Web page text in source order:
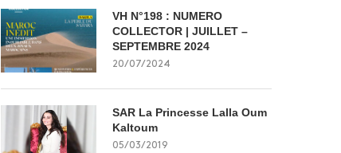
VH N°198 : NUMERO
COLLECTOR | JUILLET –
SEPTEMBRE 2024
20/07/2024
SAR La Princesse Lalla Oum
Kaltoum
05/03/2019